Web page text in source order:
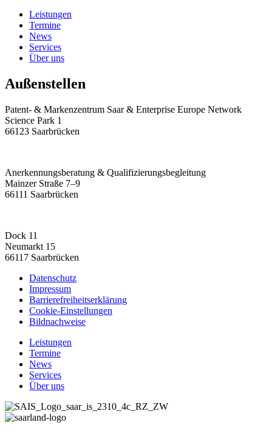
Leistungen
Termine
News
Services
Über uns
Außenstellen
Patent- & Markenzentrum Saar & Enterprise Europe Network
Science Park 1
66123 Saarbrücken
Anerkennungsberatung & Qualifizierungsbegleitung
Mainzer Straße 7–9
66111 Saarbrücken
Dock 11
Neumarkt 15
66117 Saarbrücken
Datenschutz
Impressum
Barrierefreiheitserklärung
Cookie-Einstellungen
Bildnachweise
Leistungen
Termine
News
Services
Über uns